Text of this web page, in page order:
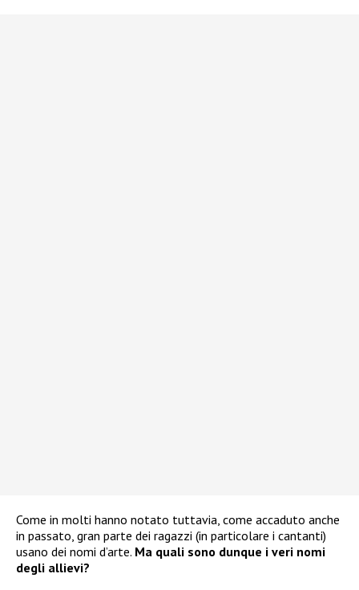
Come in molti hanno notato tuttavia, come accaduto anche
in passato, gran parte dei ragazzi (in particolare i cantanti)
usano dei nomi d’arte. Ma quali sono dunque i veri nomi
degli allievi?